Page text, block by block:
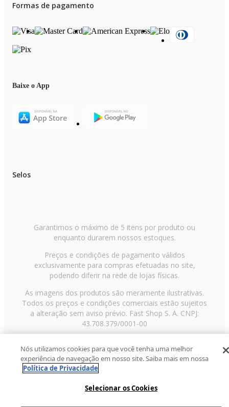
Formas de pagamento
Baixe o App
Selos
Garantimos o máximo de 5 itens por produto ou
enquanto durarem nossos estoques.
Preços e condições de pagamento válidos
exclusivamente para compras efetuadas no site,
podendo diferir na rede de lojas físicas.
As imagens dos produtos são meramente ilustrativas.
Todos os preços e condições comerciais estão sujeitos
a alteração sem aviso prévio. Fast Shop S. A. CNPJ:
43.708.379/0001-00
Paulo/SP, CEP 02029-001, Telefone: 11 3003-3728 ©
2013 Fast Shop - Todos os direitos reservadosRF
Nós utilizamos cookies para que você tenha uma melhor
experiência de navegação em nosso site. Saiba mais em nossa
Política de Privacidade
Selecionar os Cookies